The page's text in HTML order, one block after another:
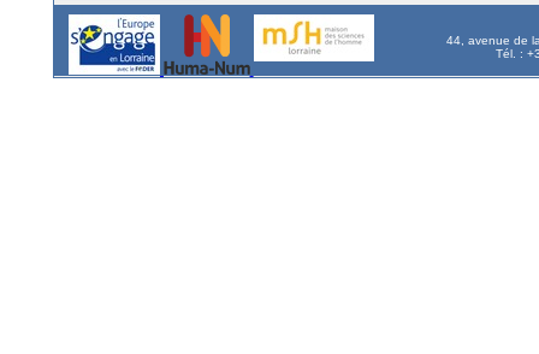
44, avenue de
Tél. :